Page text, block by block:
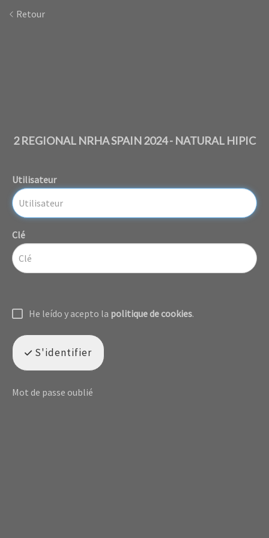
Retour
2 REGIONAL NRHA SPAIN 2024 - NATURAL HIPIC
Utilisateur
Clé
He leído y acepto la politique de cookies.
S'identifier
Mot de passe oublié